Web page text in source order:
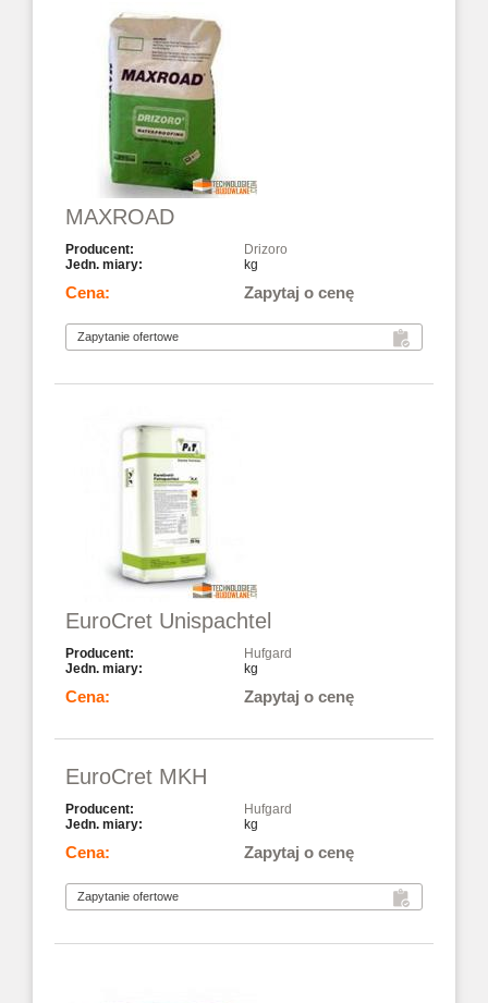
MAXROAD
Drizoro
kg
Zapytaj o cenę
EuroCret Unispachtel
Hufgard
kg
Zapytaj o cenę
EuroCret MKH
Hufgard
kg
Zapytaj o cenę